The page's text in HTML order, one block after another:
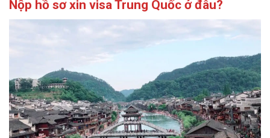
Nộp hồ sơ xin visa Trung Quốc ở đâu?